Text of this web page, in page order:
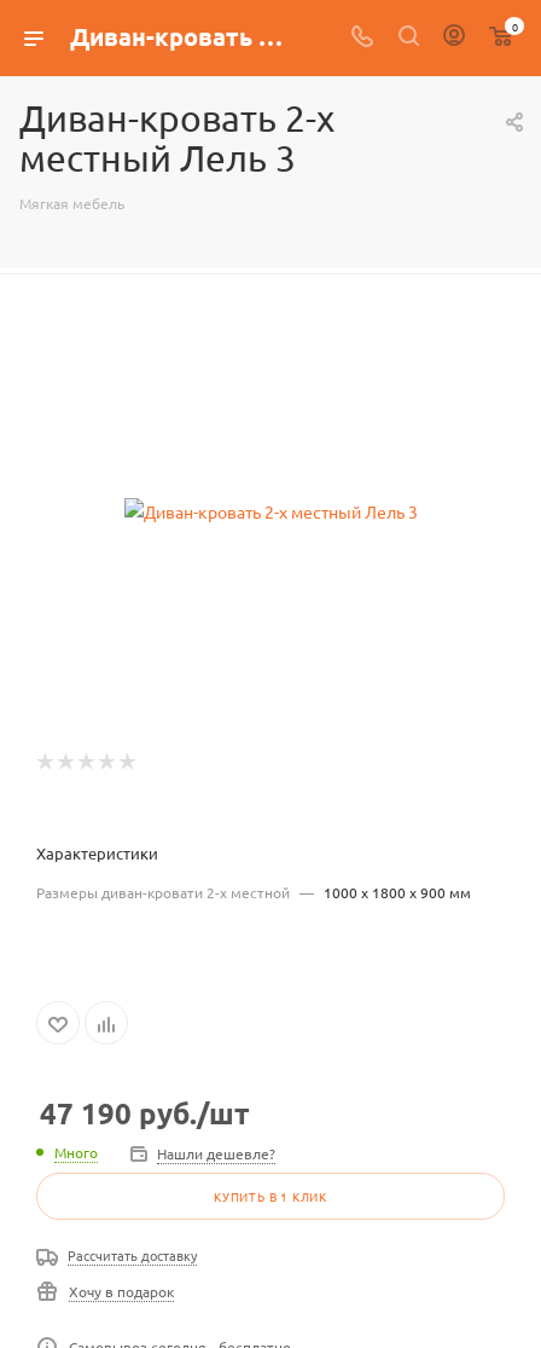
Диван-кровать 2-х местный Лель 3 0
Диван-кровать 2-х
местный Лель 3
Мягкая мебель
Характеристики
Размеры диван-кровати 2-х местной — 1000 х 1800 х 900 мм
47 190 руб./шт
Много Нашли дешевле?
КУПИТЬ В 1 КЛИК
Рассчитать доставку
Хочу в подарок